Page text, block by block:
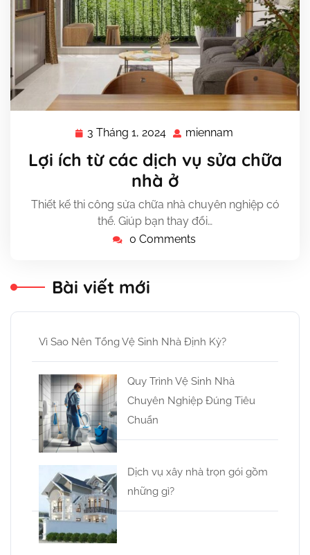
3 Tháng 1, 2024
1,
2024
miennam
Lợi ích từ các dịch vụ sửa chữa
nhà ở
Thiết kế thi công sửa chữa nhà chuyên nghiệp có
thể. Giúp bạn thay đổi…
0 Comments
Bài viết mới
Vì Sao Nên Tổng Vệ Sinh Nhà Định Kỳ?
Quy Trình Vệ Sinh Nhà
Chuyên Nghiệp Đúng Tiêu
Chuẩn
Dịch vụ xây nhà trọn gói gồm
những gì?